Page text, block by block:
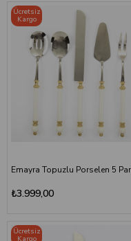
₺3.999,00
Ücretsiz
Kargo
Ücretsiz
Kargo